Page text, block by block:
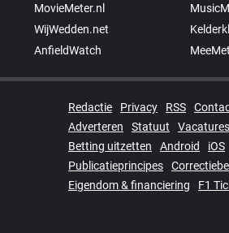
MovieMeter.nl
WijWedden.net
AnfieldWatch
Redactie Privacy RSS
Adverteren
Statuut
Vacatures
Betting uitzetten
Android
iOS
Publicatieprincipes
Eigendom & financiering
F1